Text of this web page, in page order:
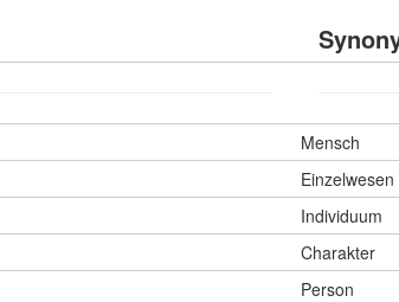
Mensch
Einzelwesen
Individuum
Charakter
Person